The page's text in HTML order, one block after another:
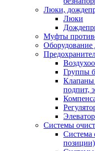
Люки,
Люки
Муфты
Оборудование
Группы
Клапаны
подпит,
Системы
Система
позиции)